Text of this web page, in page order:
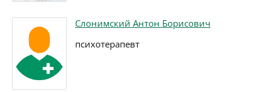
Слонимский Антон Борисович
психотерапевт